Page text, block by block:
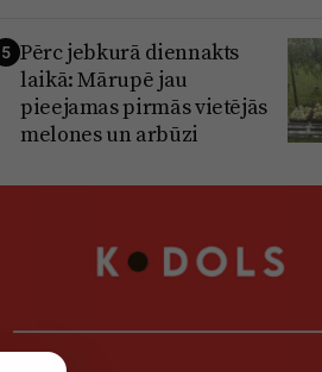
5 Pērc jebkurā diennakts
laikā: Mārupē jau
pieejamas pirmās vietējās
melones un arbūzi